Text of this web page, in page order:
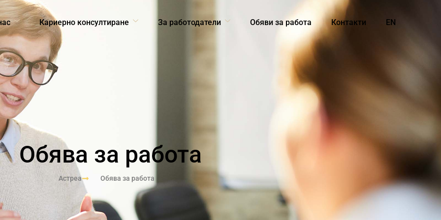
Кариерно консултиране За работодатели Обяви за работа Контакти EN
Обява за работа
Астреа Обява за работа